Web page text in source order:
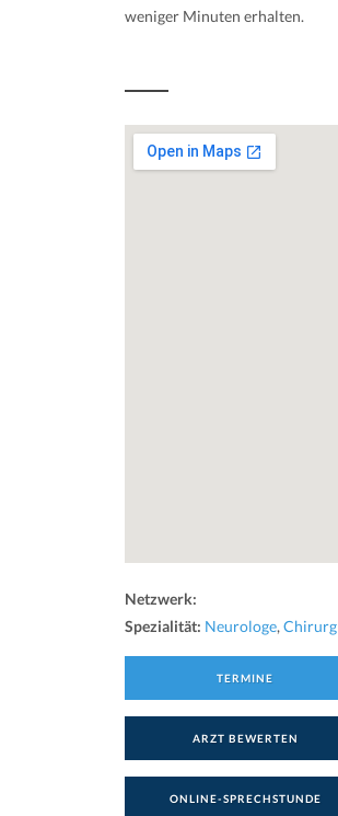
weniger Minuten erhalten.
Netzwerk:
Spezialität: Neurologe, Chirurg
TERMINE
ARZT BEWERTEN
ONLINE-SPRECHSTUNDE